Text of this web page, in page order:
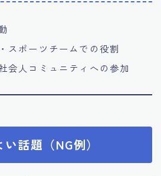
スポーツチームでの役割
会人コミュニティへの参加
話題（NG例）